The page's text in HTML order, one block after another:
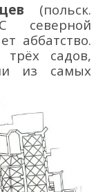
(польск.
С северной
аббатство.
трёх садов,
из самых